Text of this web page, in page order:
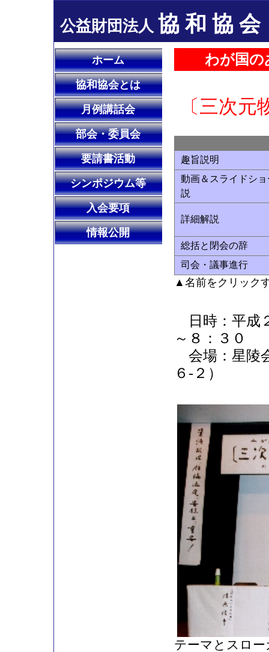
公益財団法人 協 和 協 会
ホーム
協和協会とは
月例講話会
部会・委員会
要請書活動
シンポジウム等
入会要項
情報公開
わが国の
〔三次
趣旨説明
動画＆スライドシ
説
詳細解説
総括と閉会の辞
司会・議事進行
▲名前をクリック
日時：平成
～８：３０
会場：星陵
６-２）
テーマとスロ